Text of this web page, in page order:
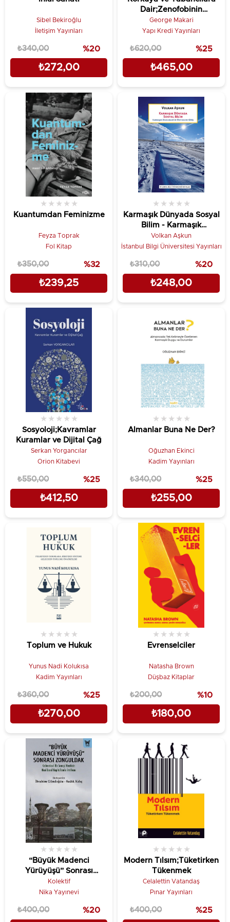
Sibel Bekiroğlu
İletişim Yayınları
₺272,00
₺340,00 %20
Dair;Zenofobinin
Tarihçesi
George Makari
Yapı Kredi Yayınları
₺465,00
₺620,00 %25
Kuantumdan Feminizme
★ ★ ★ ★ ★
Feyza Toprak
Fol Kitap
₺239,25
₺350,00 %32
Karmaşık Dünyada Sosyal
Bilim - Karmaşık
Uyarlanabilir Sistemlere
Giriş
★ ★ ★ ★ ★
Volkan Aşkun
İstanbul Bilgi Üniversitesi Yayınları
₺248,00
₺310,00 %20
Sosyoloji;Kavramlar
Kuramlar ve Dijital Çağ
★ ★ ★ ★ ★
Serkan Yorgancılar
Orion Kitabevi
₺412,50
₺550,00 %25
Almanlar Buna Ne Der?
★ ★ ★ ★ ★
Oğuzhan Ekinci
Kadim Yayınları
₺255,00
₺340,00 %25
Toplum ve Hukuk
★ ★ ★ ★ ★
Yunus Nadi Kolukısa
Kadim Yayınları
₺270,00
₺360,00 %25
Evrenselciler
★ ★ ★ ★ ★
Natasha Brown
Düşbaz Kitaplar
₺180,00
₺200,00 %10
“Büyük Madenci
Yürüyüşü” Sonrası
Zonguldak;Geleneksel Bir
Sanayi Kentinin
İmtihanı
★ ★ ★ ★ ★
Kolektif
Nika Yayınevi
₺400,00 %20
Modern Tılsım;Tüketirken
Tükenmek
★ ★ ★ ★ ★
Celalettin Vatandaş
Pınar Yayınları
₺400,00 %25